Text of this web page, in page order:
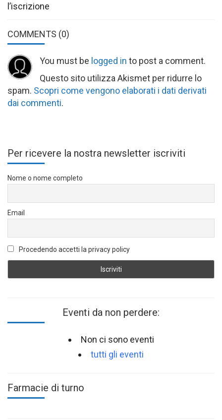
l’iscrizione
COMMENTS (0)
You must be logged in to post a comment.
Questo sito utilizza Akismet per ridurre lo
spam. Scopri come vengono elaborati i dati derivati
dai commenti.
Per ricevere la nostra newsletter iscriviti
Nome o nome completo
Email
Procedendo accetti la privacy policy
Eventi da non perdere:
Non ci sono eventi
tutti gli eventi
Farmacie di turno